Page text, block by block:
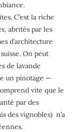
C’est la riche
abrités par les
d’architecture
On peut
de lavande
un pinotage —
vite que le
par des
des vignobles) n’a